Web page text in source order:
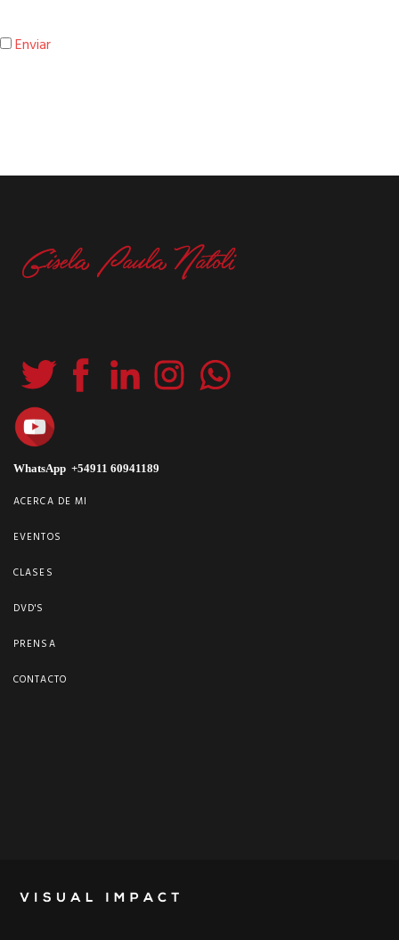
Enviar
WhatsApp +54911 60941189
ACERCA DE MI
EVENTOS
CLASES
DVD'S
PRENSA
CONTACTO